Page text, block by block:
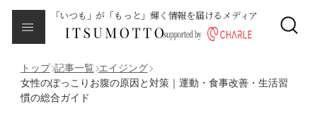
「いつも」が「もっと」輝く情報を届けるメディア
Category
トップ 記事一覧 エイジング
女性のぽっこりお腹の原因と対策｜運動・食事改善・生活習
慣の総合ガイド